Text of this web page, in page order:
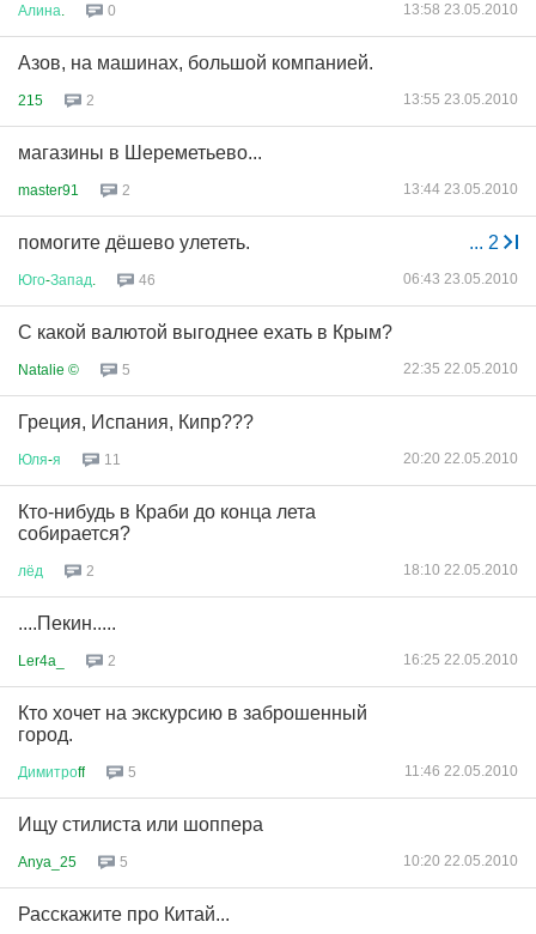
Алина 0 13:58 23.05.2010
Азов, на машинах, большой компанией.
215 2 13:55 23.05.2010
магазины в Шереметьево...
master91 2 13:44 23.05.2010
... 2
помогите дёшево улететь.
Юго-Запад 46 06:43 23.05.2010
С какой валютой выгоднее ехать в Крым?
Natalie © 5 22:35 22.05.2010
Греция, Испания, Кипр???
Юля-я 11 20:20 22.05.2010
Кто-нибудь в Краби до конца лета
собирается?
лёд 2 18:10 22.05.2010
....Пекин.....
Ler4a_ 2 16:25 22.05.2010
Кто хочет на экскурсию в заброшенный
город.
Димитроff 5 11:46 22.05.2010
Ищу стилиста или шоппера
Anya_25 5 10:20 22.05.2010
Расскажите про Китай...